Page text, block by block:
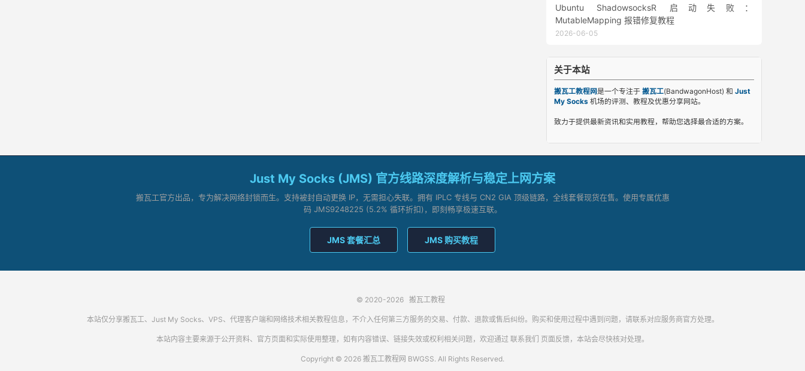
Ubuntu ShadowsocksR 启动失败：
MutableMapping 报错修复教程
2026-06-05
关于本站
搬瓦工教程网是一个专注于 搬瓦工(BandwagonHost) 和 Just
My Socks 机场的评测、教程及优惠分享网站。
致力于提供最新资讯和实用教程，帮助您选择最合适的方案。
Just My Socks (JMS) 官方线路深度解析与稳定上网方案
搬瓦工官方出品，专为解决网络封锁而生。支持被封自动更换 IP，无需担心失联。拥有 IPLC 专线与 CN2 GIA 顶级链路，全线套餐现货在售。使用专属优惠
码 JMS9248225 (5.2% 循环折扣)，即刻畅享极速互联。
JMS 套餐汇总 JMS 购买教程
© 2020-2026 搬瓦工教程
本站仅分享搬瓦工、Just My Socks、VPS、代理客户端和网络技术相关教程信息，不介入任何第三方服务的交易、付款、退款或售后纠纷。购买和使用过程中遇到问题，请联系对应服务商官方处理。
本站内容主要来源于公开资料、官方页面和实际使用整理，如有内容错误、链接失效或权利相关问题，欢迎通过 联系我们 页面反馈，本站会尽快核对处理。
Copyright © 2026 搬瓦工教程网 BWGSS. All Rights Reserved.